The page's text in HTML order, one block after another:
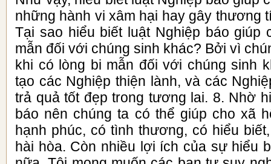
những hành vi xâm hại hay gây thương
Tại sao hiểu biết luật Nghiệp báo giúp
mẫn đối với chúng sinh khác? Bởi vì
khi có lòng bi mẫn đối với chúng sinh
tạo các Nghiệp thiện lành, và các
trả quả tốt đẹp trong tương lai. 8. Nhờ
báo nên chúng ta có thể giúp cho xã
hạnh phúc, có tình thương, có hiểu
hài hòa. Còn nhiều lợi ích của sự hiểu